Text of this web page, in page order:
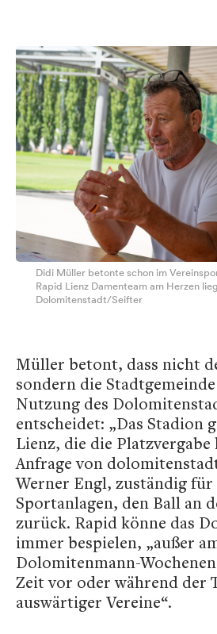
Didi Müller betonte schon im
Rapid Lienz Damenteam am Herzen
Dolomitenstadt/Seifter
Müller betont, dass nicht
sondern die
Nutzung des
entscheidet: „Das Stadion
Lienz, die die
Anfrage von
Werner Engl, zuständig
Sportanlagen, den Ball an
zurück. Rapid könne das
immer bespielen, „außer
Dolomitenmann-
Zeit vor oder während der
auswärtiger Vereine“.